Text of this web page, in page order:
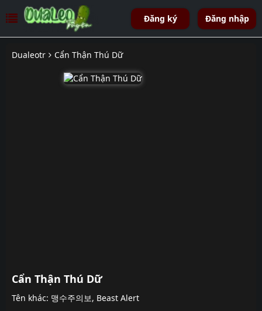
Đăng ký Đăng nhập
Dualeotr Cẩn Thận Thú Dữ
Cẩn Thận Thú Dữ
Tên khác: 맹수주의보, Beast Alert